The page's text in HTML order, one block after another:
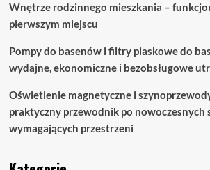
Wnętrze rodzinnego mieszkania –
pierwszym miejscu
Pompy do basenów i filtry piaskowe do
wydajne, ekonomiczne i bezobsługowe
Oświetlenie magnetyczne i
praktyczny przewodnik po nowoczesnych
wymagających przestrzeni